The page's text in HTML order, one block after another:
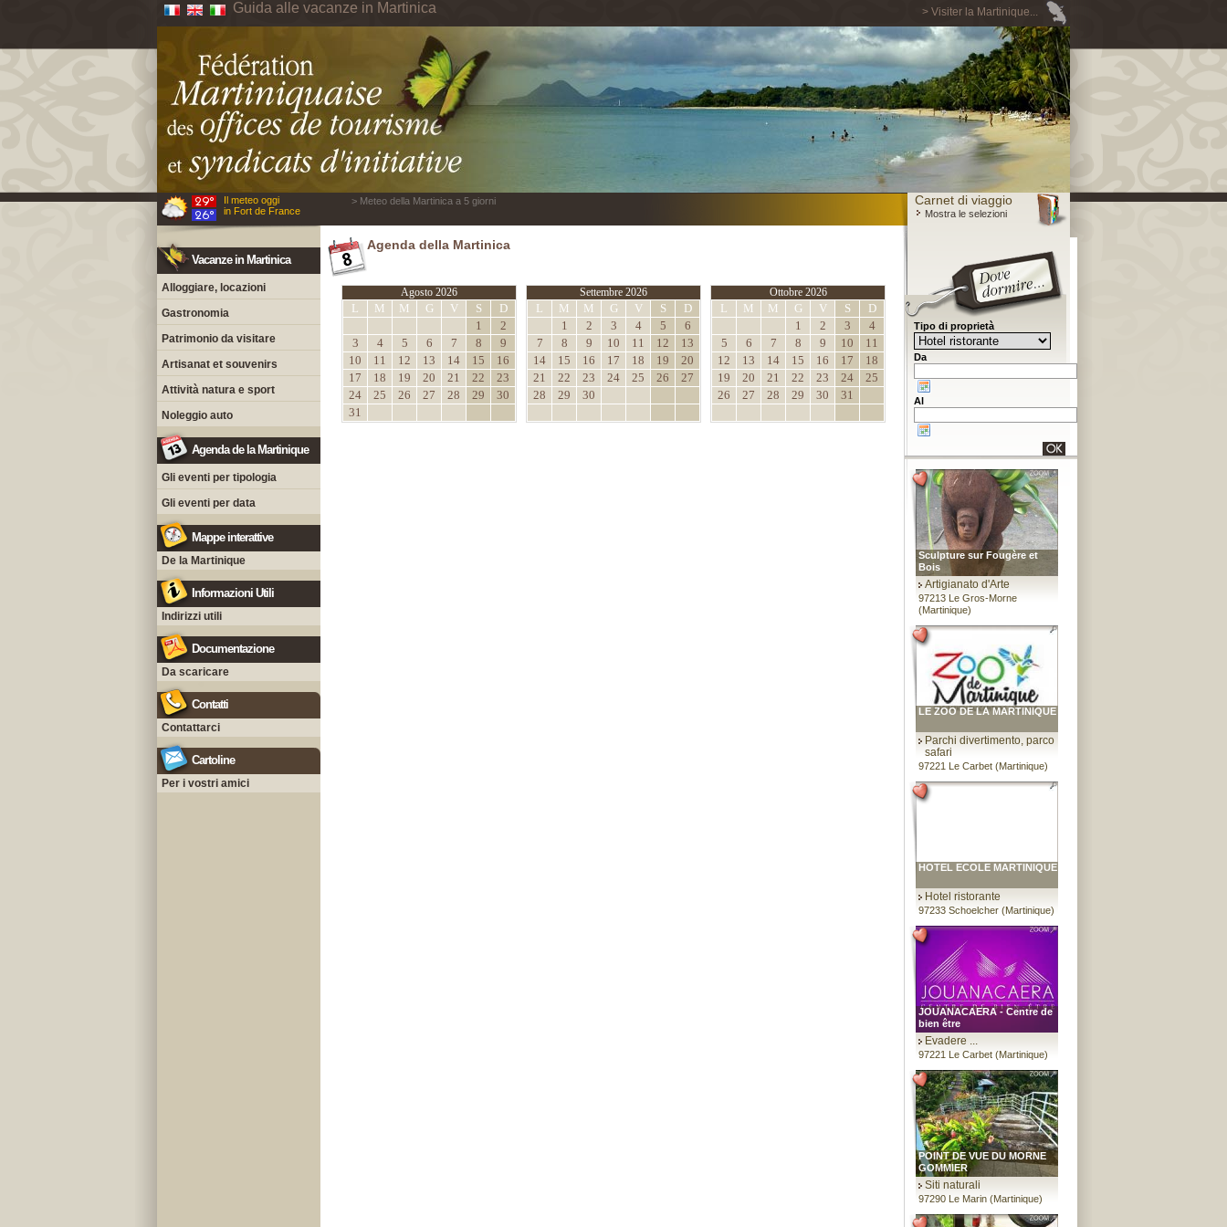
> Visiter la Martinique...
Guida alle vacanze in Martinica
Il meteo oggi
in Fort de France
> Meteo della Martinica a 5 giorni Carnet di viaggio
Mostra le selezioni
Vacanze in Martinica
Alloggiare, locazioni
Gastronomia
Patrimonio da visitare
Artisanat et souvenirs
Attività natura e sport
Noleggio auto
Agenda de la Martinique
Gli eventi per tipologia
Gli eventi per data
Mappe interattive
De la Martinique
Informazioni Utili
Indirizzi utili
Documentazione
Da scaricare
Contatti
Contattarci
Cartoline
Per i vostri amici
Agenda della Martinica
Agosto 2026
L M M G V S
D
1
2
3
4 5 6 7 8
9
10
11 12 13 14 15
16
17
18 19 20 21 22
23
24
25 26 27 28 29
30
31
Settembre 2026
L M M G V S
D
1
2 3 4 5
6
7
8 9 10 11 12
13
14
15 16 17 18 19
20
21
22 23 24 25 26
27
28
29 30
Ottobre 2026
L M M G V S
D
1
2 3
4
5
6 7 8 9 10
11
12
13 14 15 16 17
18
19
20 21 22 23 24
25
26
27 28 29 30 31
Tipo di proprietà
Da
Al
Sculpture sur Fougère et
Bois
Artigianato d'Arte
97213 Le Gros-Morne
(Martinique)
LE ZOO DE LA MARTINIQUE
Parchi divertimento, parco
safari
97221 Le Carbet (Martinique)
HOTEL ECOLE MARTINIQUE
Hotel ristorante
97233 Schoelcher (Martinique)
JOUANACAERA - Centre de
bien être
Evadere ...
97221 Le Carbet (Martinique)
POINT DE VUE DU MORNE
GOMMIER
Siti naturali
97290 Le Marin (Martinique)